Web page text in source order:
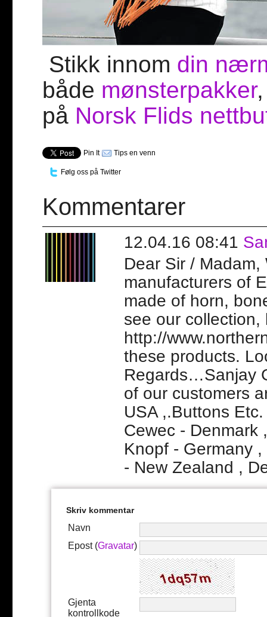
Stikk innom din
både mønsterpakker,
på Norsk Flids
Pin It Tips en venn
Følg oss på Twitter
Kommentarer
12.04.16 08:41
Dear Sir /
manufacturers of
made of horn,
see our collection,
http://
these products.
Regards…Sanjay
of our customers
USA ,.Buttons
Cewec - Denmark
Knopf - Germany
- New Zealand ,
Skriv kommentar
Navn
Epost (Gravatar)
Gjenta
kontrollkode